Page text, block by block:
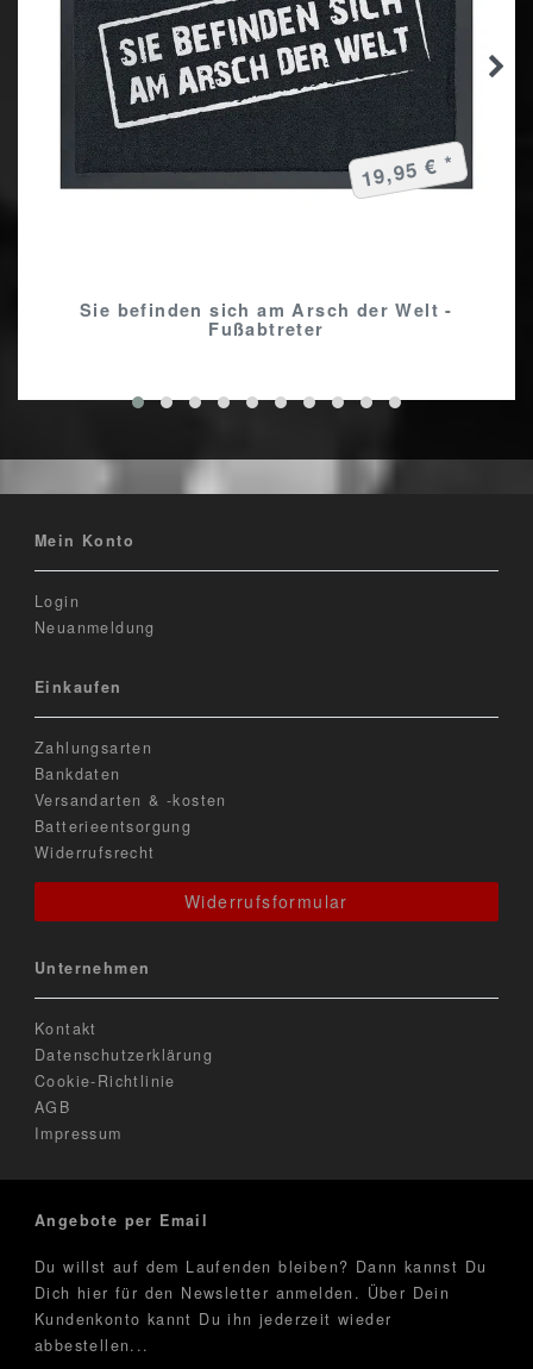
Sie befinden sich am Arsch der Welt -
Fußabtreter
19,95 € *
Mein Konto
Login
Neuanmeldung
Einkaufen
Zahlungsarten
Bankdaten
Versandarten & -kosten
Batterieentsorgung
Widerrufsrecht
Widerrufsformular
Unternehmen
Kontakt
Datenschutzerklärung
Cookie-Richtlinie
AGB
Impressum
Angebote per Email
Du willst auf dem Laufenden bleiben? Dann kannst Du
Dich hier für den Newsletter anmelden. Über Dein
Kundenkonto kannt Du ihn jederzeit wieder
abbestellen...